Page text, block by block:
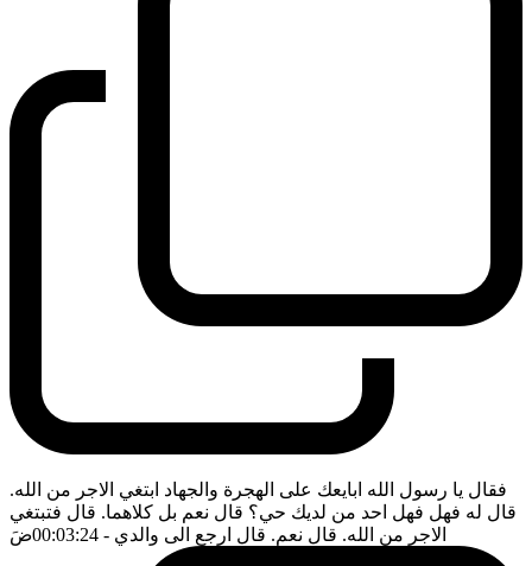
فقال يا رسول الله ابايعك على الهجرة والجهاد ابتغي الاجر من الله.
قال له فهل فهل احد من لديك حي؟ قال نعم بل كلاهما. قال فتبتغي
الاجر من الله. قال نعم. قال ارجع الى والدي - 00:03:24 ضَ